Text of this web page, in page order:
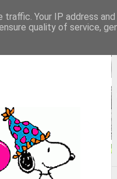
Your IP address
quality of service,